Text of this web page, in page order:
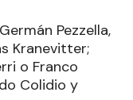
Pezzella,
Kranevitter;
o Franco
Colidio y